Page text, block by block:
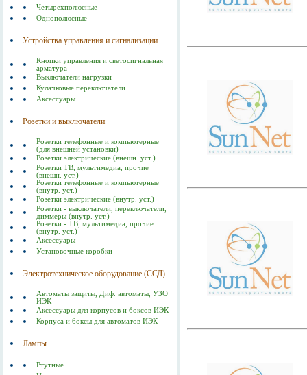
Четырехполюсные
Однополюсные
Устройства управления и сигнализации
Кнопки управления и светосигнальная
арматура
Выключатели нагрузки
Кулачковые переключатели
Аксессуары
Розетки и выключатели
Розетки телефонные и компьютерные
(для внешней установки)
Розетки электрические (внешн. уст.)
Розетки ТВ, мультимедиа, прочие
(внешн. уст.)
Розетки телефонные и компьютерные
(внутр. уст.)
Розетки электрические (внутр. уст.)
Розетки - выключатели, переключатели,
диммеры (внутр. уст.)
Розетки - ТВ, мультимедиа, прочие
(внутр. уст.)
Аксессуары
Установочные коробки
Электротехническое оборудование (ССД)
Автоматы защиты, Диф. автоматы, УЗО
ИЭК
Аксессуары для корпусов и боксов ИЭК
Корпуса и боксы для автоматов ИЭК
Лампы
Ртутные